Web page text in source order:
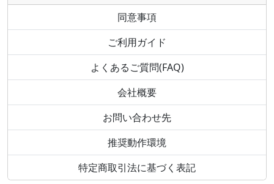
同意事項
ご利用ガイド
よくあるご質問(FAQ)
会社概要
お問い合わせ先
推奨動作環境
特定商取引法に基づく表記